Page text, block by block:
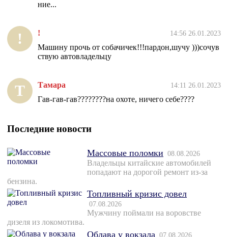
ние...
! ! 14:56 26.01.2023
Машину прочь от собачичек!!!пардон,шучу )))сочув
ствую автовладельцу
Т Тамара 14:11 26.01.2023
Гав-гав-гав????????на охоте, ничего себе????
Последние новости
Массовые поломки 08.08.2026
Владельцы китайские автомобилей
попадают на дорогой ремонт из-за
бензина.
Топливный кризис довел
07.08.2026
Мужчину поймали на воровстве
дизеля из локомотива.
Облава у вокзала 07.08.2026